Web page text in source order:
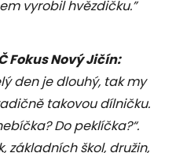
vyrobil hvězdičku.”
Fokus Nový Jičín:
den je dlouhý, tak my
takovou dílničku.
Do peklíčka?“.
základních škol, družin,